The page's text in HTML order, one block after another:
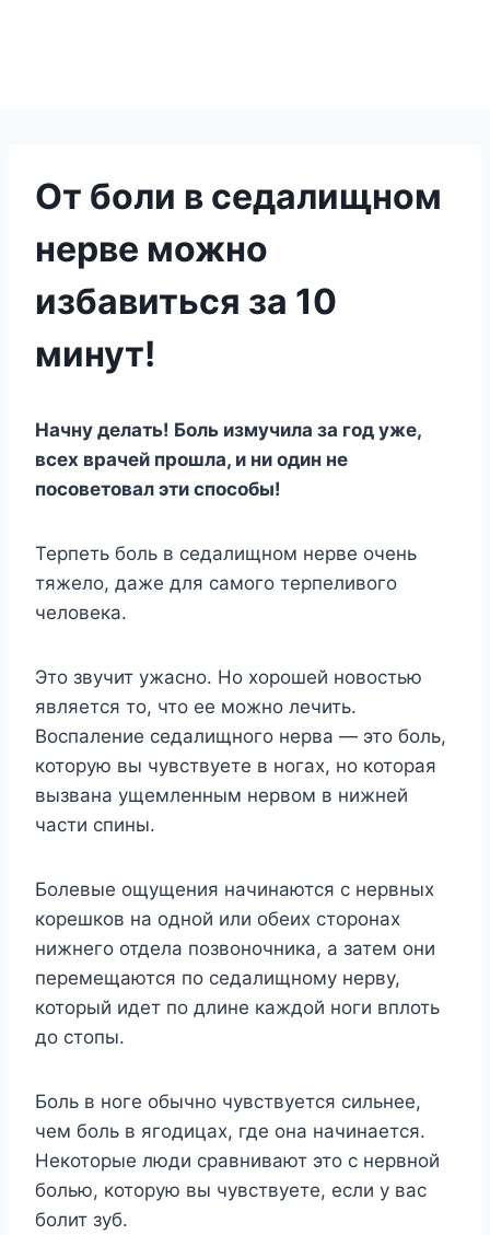
От боли в седалищном
нерве можно
избавиться за 10
минут!
Начну делать! Боль измучила за год уже,
всех врачей прошла, и ни один не
посоветовал эти способы!
Терпеть боль в седалищном нерве очень
тяжело, даже для самого терпеливого
человека.
Это звучит ужасно. Но хорошей новостью
является то, что ее можно лечить.
Воспаление седалищного нерва — это боль,
которую вы чувствуете в ногах, но которая
вызвана ущемленным нервом в нижней
части спины.
Болевые ощущения начинаются с нервных
корешков на одной или обеих сторонах
нижнего отдела позвоночника, а затем они
перемещаются по седалищному нерву,
который идет по длине каждой ноги вплоть
до стопы.
Боль в ноге обычно чувствуется сильнее,
чем боль в ягодицах, где она начинается.
Некоторые люди сравнивают это с нервной
болью, которую вы чувствуете, если у вас
болит зуб.